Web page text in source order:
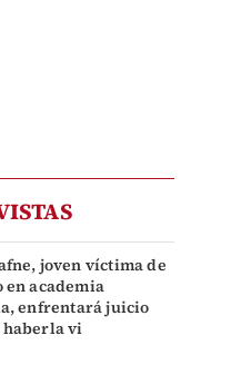
joven víctima de
academia
enfrentará juicio
haberla vi